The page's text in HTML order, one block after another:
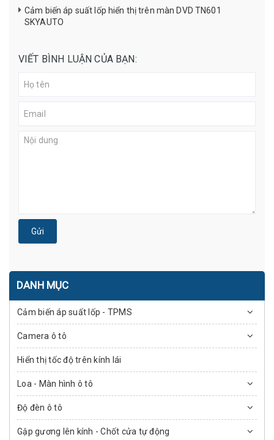
Cảm biến áp suất lốp hiển thị trên màn DVD TN601
SKYAUTO
VIẾT BÌNH LUẬN CỦA BẠN:
Gửi
DANH MỤC
Cảm biến áp suất lốp - TPMS
Camera ô tô
Hiển thị tốc độ trên kính lái
Loa - Màn hình ô tô
Độ đèn ô tô
Gập gương lên kính - Chốt cửa tự động